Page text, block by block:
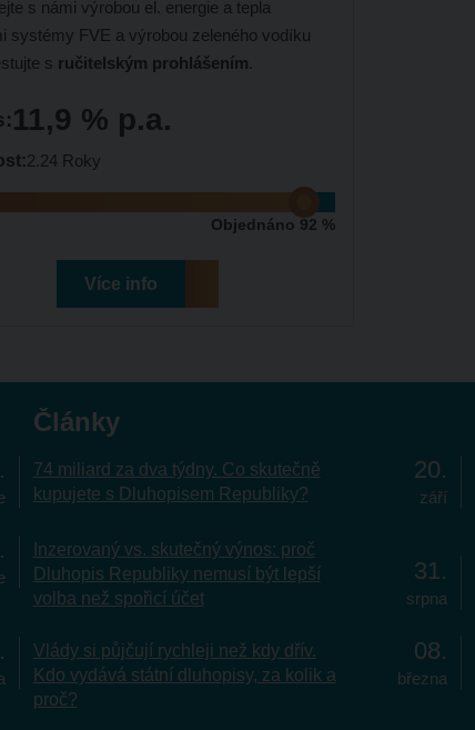
s námi výrobou el. energie a tepla
systémy FVE a výrobou zeleného vodíku
s ručitelským prohlášením.
11,9 % p.a.
2.24 Roky
Objednáno 92 %
Více info
Články
74 miliard za dva týdny. Co skutečně
kupujete s Dluhopisem Republiky?
Inzerovaný vs. skutečný výnos: proč
Dluhopis Republiky nemusí být lepší
volba než spořicí účet
Vlády si půjčují rychleji než kdy dřív.
Kdo vydává státní dluhopisy, za kolik a
proč?
20
září
31
srpna
08
března